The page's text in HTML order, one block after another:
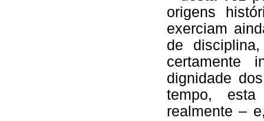
origens
exerciam
de
certamente
dignidade
tempo, esta
realmente –